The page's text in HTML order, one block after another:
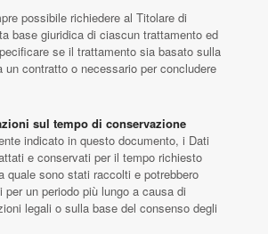
possibile richiedere al Titolare di
base giuridica di ciascun trattamento ed
se il trattamento sia basato sulla
un contratto o necessario per concludere
sul tempo di conservazione
indicato in questo documento, i Dati
e conservati per il tempo richiesto
quale sono stati raccolti e potrebbero
un periodo più lungo a causa di
legali o sulla base del consenso degli